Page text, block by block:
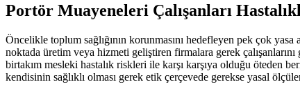
Portör Muayeneleri Çalışanları
Öncelikle toplum sağlığının korunmasını hedefleyen pek çok
noktada üretim veya hizmeti geliştiren firmalara gerek
birtakım mesleki hastalık riskleri ile karşı karşıya olduğu öteden
kendisinin sağlıklı olması gerek etik çerçevede gerekse yasal